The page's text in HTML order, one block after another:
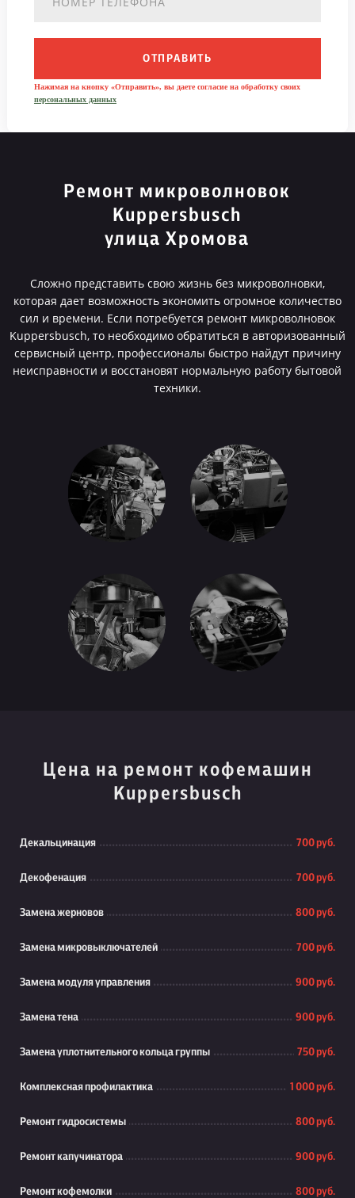
ОТПРАВИТЬ
Нажимая на кнопку «Отправить», вы даете согласие на обработку своих
персональных данных
Ремонт микроволновок
Kuppersbusch
улица Хромова
Сложно представить свою жизнь без микроволновки,
которая дает возможность экономить огромное количество
сил и времени. Если потребуется ремонт микроволновок
Kuppersbusch, то необходимо обратиться в авторизованный
сервисный центр, профессионалы быстро найдут причину
неисправности и восстановят нормальную работу бытовой
техники.
Цена на ремонт кофемашин
Kuppersbusch
Декальцинация 700 руб.
Декофенация 700 руб.
Замена жерновов 800 руб.
Замена микровыключателей 700 руб.
Замена модуля управления 900 руб.
Замена тена 900 руб.
Замена уплотнительного кольца группы 750 руб.
Комплексная профилактика 1 000 руб.
Ремонт гидросистемы 800 руб.
Ремонт капучинатора 900 руб.
Ремонт кофемолки 800 руб.